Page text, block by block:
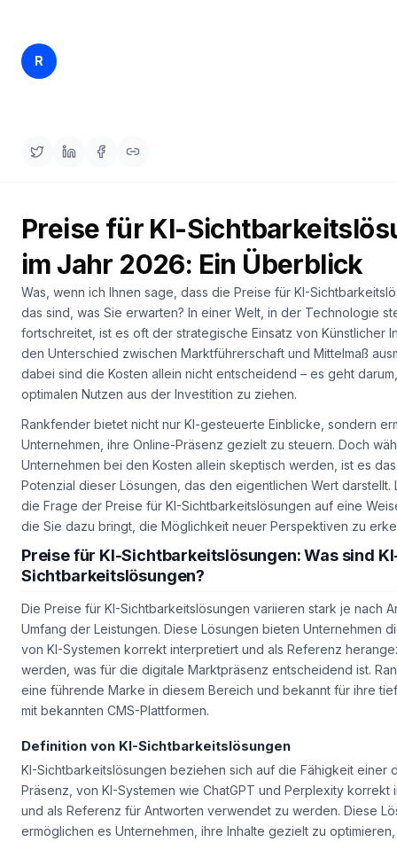
Content
Engine
Integrationen
Berichte
&
Analysen
R
Preise für KI-
im Jahr 2026: Ein Überblick
Was, wenn ich Ihnen sage, dass die Preise für KI-
das sind, was Sie erwarten? In einer Welt, in der Technologie
fortschreitet, ist es oft der strategische Einsatz von Künstlicher
den Unterschied zwischen Marktführerschaft und Mittelmaß
dabei sind die Kosten allein nicht entscheidend – es geht
optimalen Nutzen aus der Investition zu ziehen.
Rankfender bietet nicht nur KI-gesteuerte Einblicke, sondern
Unternehmen, ihre Online-Präsenz gezielt zu steuern. Doch
Unternehmen bei den Kosten allein skeptisch werden, ist es
Potenzial dieser Lösungen, das den eigentlichen Wert darstellt.
die Frage der Preise für KI-Sichtbarkeitslösungen auf eine
die Sie dazu bringt, die Möglichkeit neuer Perspektiven zu
Preise für KI-Sichtbarkeitslösungen: Was sind
Sichtbarkeitslösungen?
Die Preise für KI-Sichtbarkeitslösungen variieren stark je nach
Umfang der Leistungen. Diese Lösungen bieten Unternehmen
von KI-Systemen korrekt interpretiert und als Referenz
werden, was für die digitale Marktpräsenz entscheidend ist.
eine führende Marke in diesem Bereich und bekannt für ihre
mit bekannten CMS-Plattformen.
Definition von KI-Sichtbarkeitslösungen
KI-Sichtbarkeitslösungen beziehen sich auf die Fähigkeit einer
Präsenz, von KI-Systemen wie ChatGPT und Perplexity korrekt
und als Referenz für Antworten verwendet zu werden. Diese
ermöglichen es Unternehmen, ihre Inhalte gezielt zu